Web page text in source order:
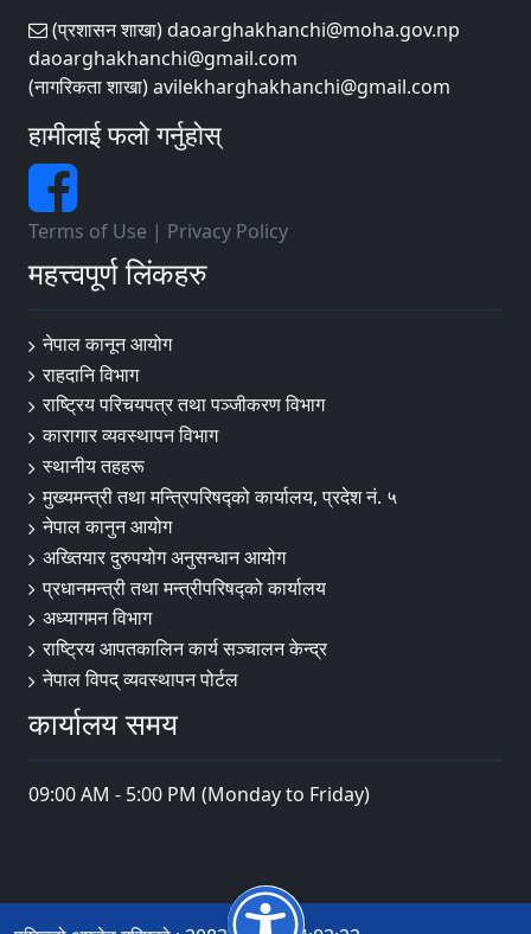
(प्रशासन शाखा) daoarghakhanchi@moha.gov.np
daoarghakhanchi@gmail.com
(नागरिकता शाखा) avilekharghakhanchi@gmail.com
हामीलाई फलो गर्नुहोस्
Terms of Use | Privacy Policy
महत्त्वपूर्ण लिंकहरु
नेपाल कानून आयोग
राहदानि विभाग
राष्ट्रिय परिचयपत्र तथा पञ्जीकरण विभाग
कारागार व्यवस्थापन विभाग
स्थानीय तहहरू
मुख्यमन्त्री तथा मन्त्रिपरिषद्को कार्यालय, प्रदेश नं. ५
नेपाल कानुन आयोग
अख्तियार दुरुपयोग अनुसन्धान आयोग
प्रधानमन्त्री तथा मन्त्रीपरिषद्को कार्यालय
अध्यागमन विभाग
राष्ट्रिय आपतकालिन कार्य सञ्चालन केन्द्र
नेपाल विपद् व्यवस्थापन पोर्टल
कार्यालय समय
09:00 AM - 5:00 PM (Monday to Friday)